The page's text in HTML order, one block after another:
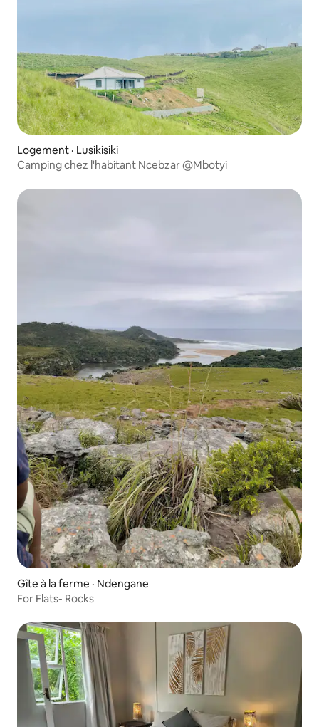
Logement · Lusikisiki
Camping chez l'habitant Ncebzar @Mbotyi
Gîte à la ferme · Ndengane
For Flats- Rocks